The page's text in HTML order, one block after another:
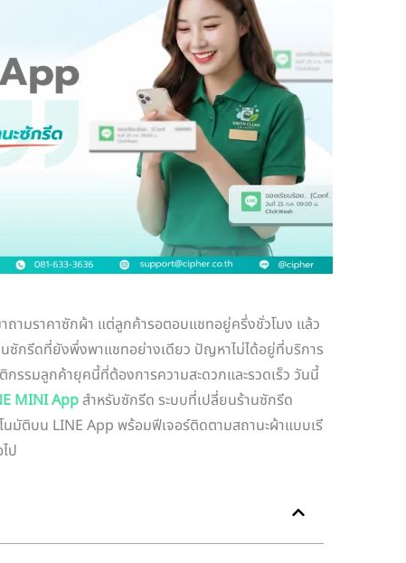
ถามราคาซักผ้า แต่ลูกค้ารอตอบแชทอยู่ครึ่งชั่วโมง แล้ว
ซักรีดที่ยังพึ่งพาแชทอย่างเดียว ปัญหาไม่ได้อยู่ที่บริการ
รรมลูกค้ายุคนี้ที่ต้องการความสะดวกและรวดเร็ว วันนี้
MINI Appสำหรับซักรีด ระบบที่เปลี่ยนร้านซักรีด
นมัติบน LINE App พร้อมฟีเจอร์ติดตามสถานะผ้าแบบเรี
ป